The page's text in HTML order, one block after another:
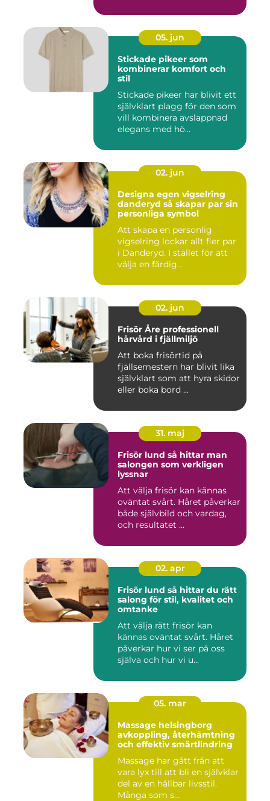
05. jun
Stickade pikeer som
kombinerar komfort och
stil
Stickade pikeer har blivit ett
självklart plagg för den som
vill kombinera avslappnad
elegans med hö...
02. jun
Designa egen vigselring
danderyd så skapar par sin
personliga symbol
Att skapa en personlig
vigselring lockar allt fler par
i Danderyd. I stället för att
välja en färdig...
02. jun
Frisör Åre professionell
hårvård i fjällmiljö
Att boka frisörtid på
fjällsemestern har blivit lika
självklart som att hyra skidor
eller boka bord ...
31. maj
Frisör lund så hittar man
salongen som verkligen
lyssnar
Att välja frisör kan kännas
oväntat svårt. Håret påverkar
både självbild och vardag,
och resultatet ...
02. apr
Frisör lund så hittar du rätt
salong för stil, kvalitet och
omtanke
Att välja rätt frisör kan
kännas oväntat svårt. Håret
påverkar hur vi ser på oss
själva och hur vi u...
05. mar
Massage helsingborg
avkoppling, återhämtning
och effektiv smärtlindring
Massage har gått från att
vara lyx till att bli en självklar
del av en hållbar livsstil.
Många som s...